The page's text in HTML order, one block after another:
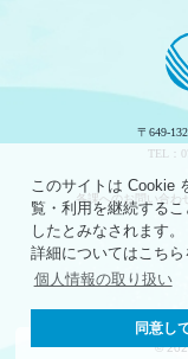
このサイトは Cookie
覧・利用を継続する
したとみなされます。
詳細についてはこちら
個人情報の取り扱い
同意し
〒649-
TEL：
各課へのお問い合わせ
©